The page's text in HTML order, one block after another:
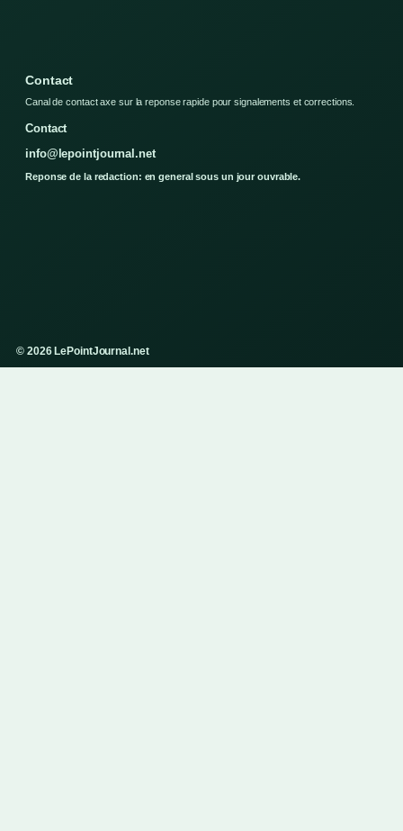
Contact
Canal de contact axe sur la reponse rapide pour signalements et corrections.
Contact
info@lepointjournal.net
Reponse de la redaction: en general sous un jour ouvrable.
© 2026 LePointJournal.net